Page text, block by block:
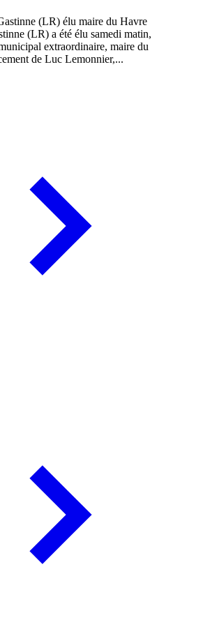
(LR) a été élu samedi matin,
extraordinaire, maire du
de Luc Lemonnier,...